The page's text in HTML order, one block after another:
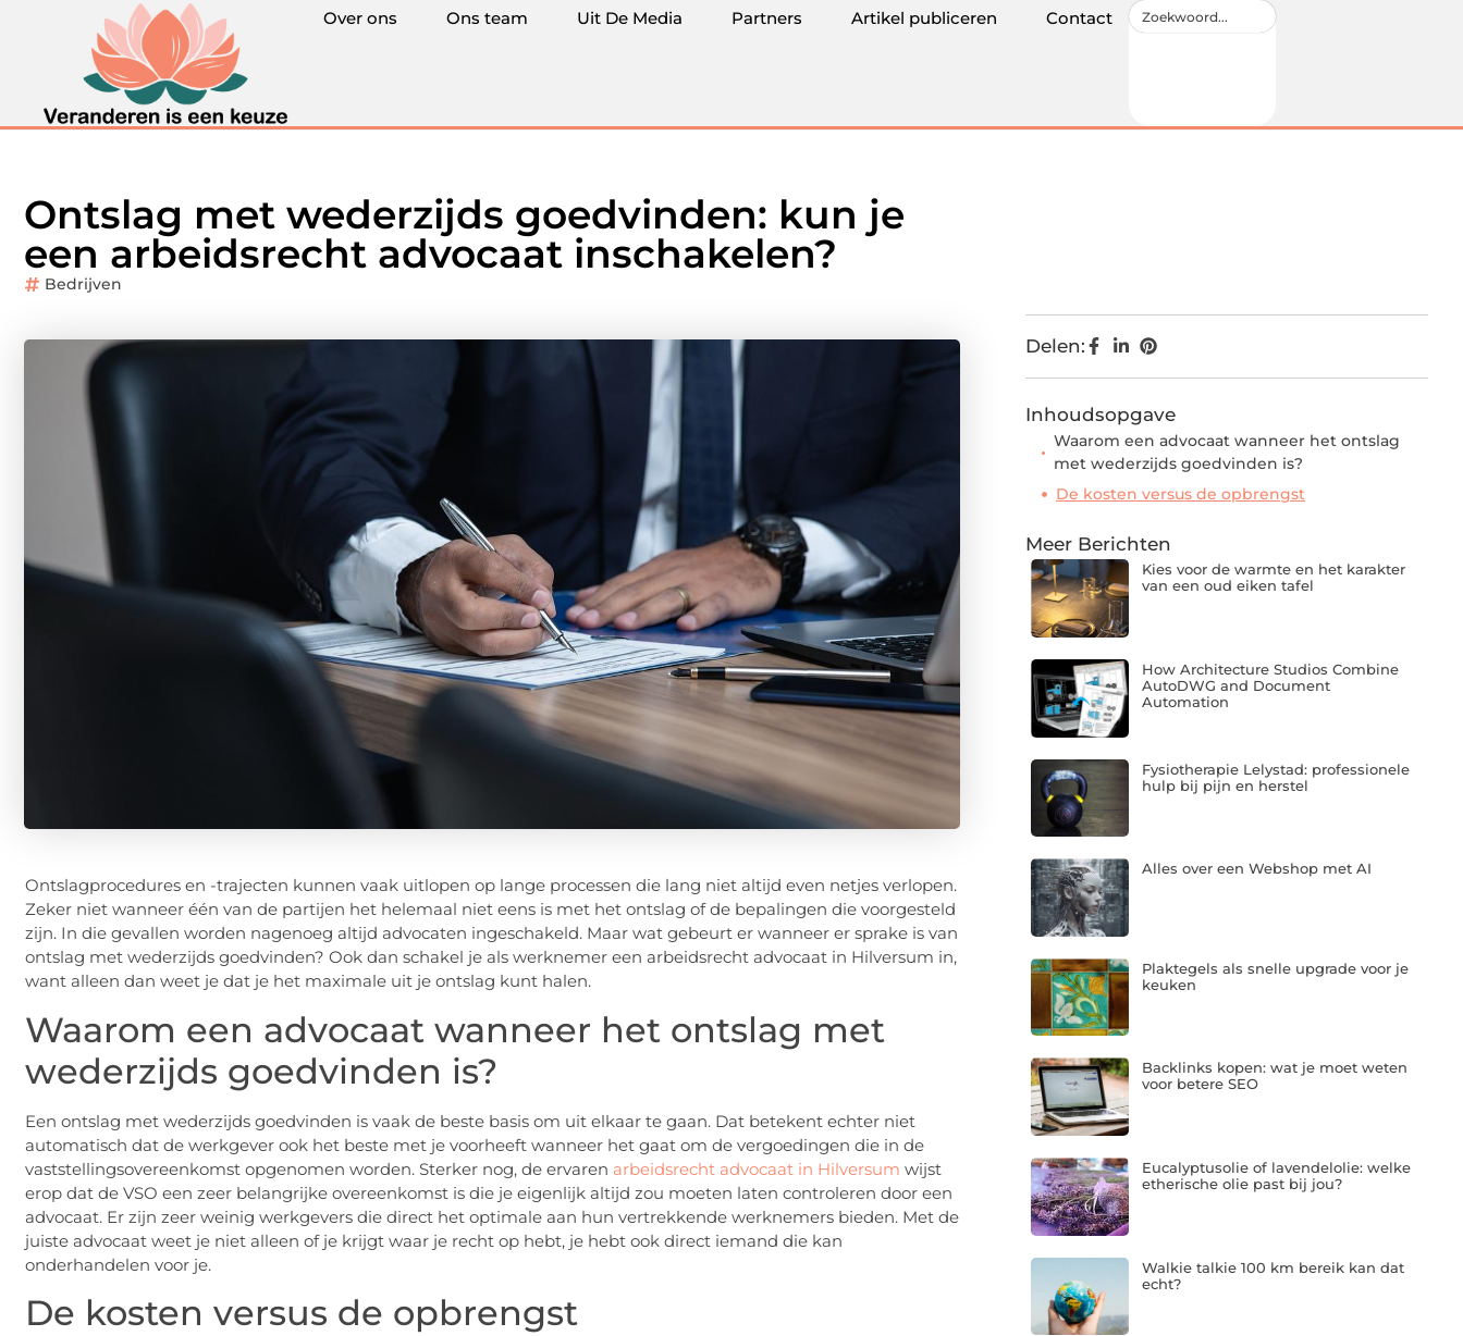
Over ons Ons team Uit De Media Partners Artikel publiceren Contact
Ontslag met wederzijds goedvinden: kun je
een arbeidsrecht advocaat inschakelen?
Bedrijven
Ontslagprocedures en -trajecten kunnen vaak uitlopen op lange processen die lang niet altijd even netjes verlopen.
Zeker niet wanneer één van de partijen het helemaal niet eens is met het ontslag of de bepalingen die voorgesteld
zijn. In die gevallen worden nagenoeg altijd advocaten ingeschakeld. Maar wat gebeurt er wanneer er sprake is van
ontslag met wederzijds goedvinden? Ook dan schakel je als werknemer een arbeidsrecht advocaat in Hilversum in,
want alleen dan weet je dat je het maximale uit je ontslag kunt halen.
Waarom een advocaat wanneer het ontslag met
wederzijds goedvinden is?
Een ontslag met wederzijds goedvinden is vaak de beste basis om uit elkaar te gaan. Dat betekent echter niet
automatisch dat de werkgever ook het beste met je voorheeft wanneer het gaat om de vergoedingen die in de
vaststellingsovereenkomst opgenomen worden. Sterker nog, de ervaren arbeidsrecht advocaat in Hilversum wijst
erop dat de VSO een zeer belangrijke overeenkomst is die je eigenlijk altijd zou moeten laten controleren door een
advocaat. Er zijn zeer weinig werkgevers die direct het optimale aan hun vertrekkende werknemers bieden. Met de
juiste advocaat weet je niet alleen of je krijgt waar je recht op hebt, je hebt ook direct iemand die kan
onderhandelen voor je.
De kosten versus de opbrengst
Delen:
Inhoudsopgave
Waarom een advocaat wanneer het ontslag
met wederzijds goedvinden is?
De kosten versus de opbrengst
Meer Berichten
Kies voor de warmte en het karakter
van een oud eiken tafel
How Architecture Studios Combine
AutoDWG and Document
Automation
Fysiotherapie Lelystad: professionele
hulp bij pijn en herstel
Alles over een Webshop met AI
Plaktegels als snelle upgrade voor je
keuken
Backlinks kopen: wat je moet weten
voor betere SEO
Eucalyptusolie of lavendelolie: welke
etherische olie past bij jou?
Walkie talkie 100 km bereik kan dat
echt?